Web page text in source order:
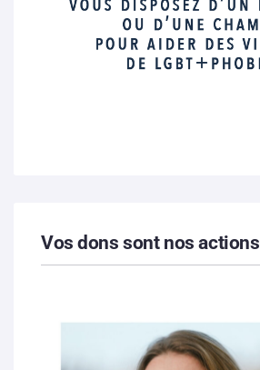
Vos dons sont nos actions